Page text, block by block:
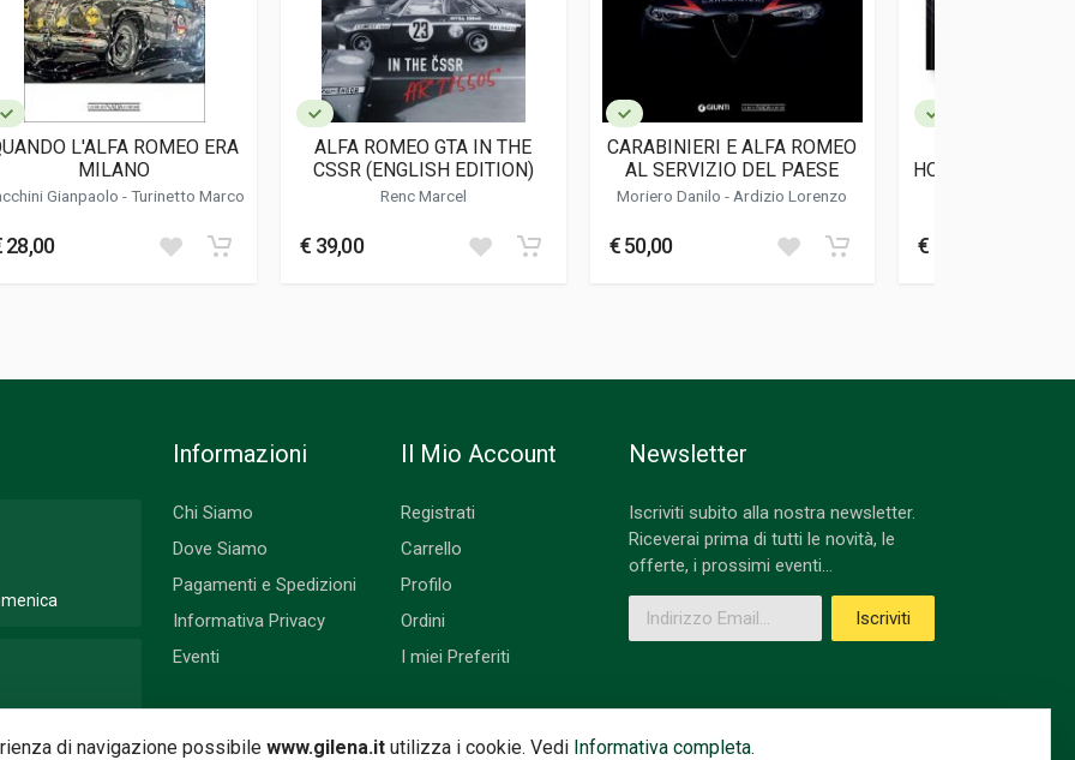
Ricambio
L'ALFA ROMEO ERA
MILANO
Sacchini Gianpaolo -Turinetto Marco
28,00
ALFA ROMEO GTA IN THE
CSSR (ENGLISH EDITION)
Renc Marcel
€ 39,00
CARABINIERI E ALFA ROMEO
AL SERVIZIO DEL PAESE
Moriero Danilo- Ardizio Lorenzo
€ 50,00
HOMMAGE AN
€ 149,90
di navigazione possibile www.gilena.it utilizza i cookie. Vedi Informativa completa.
Informazioni
Chi Siamo
Dove Siamo
Pagamenti e Spedizioni
Informativa Privacy
Eventi
Il Mio Account
Registrati
Carrello
Profilo
Ordini
I miei Preferiti
Newsletter
Iscriviti subito alla nostra newsletter.
Riceverai prima di tutti le novità, le
offerte, i prossimi eventi...
Indirizzo Email
Iscriviti